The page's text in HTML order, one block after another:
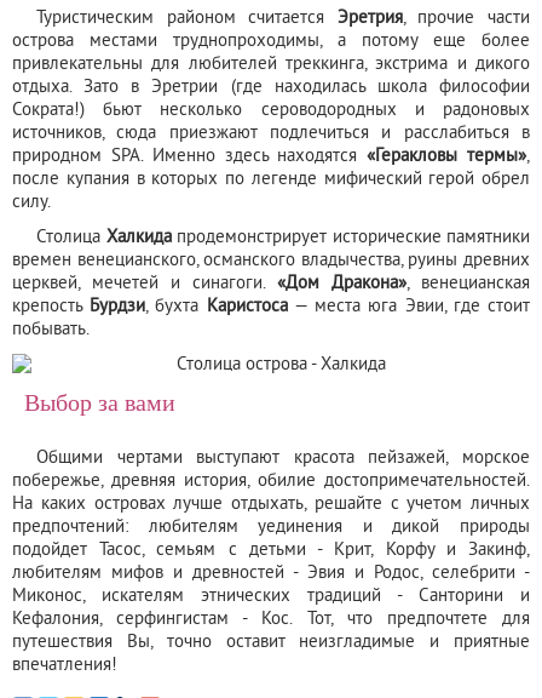
Туристическим районом считается Эретрия, прочие части
острова местами труднопроходимы, а потому еще более
привлекательны для любителей треккинга, экстрима и дикого
отдыха. Зато в Эретрии (где находилась школа философии
Сократа!) бьют несколько сероводородных и радоновых
источников, сюда приезжают подлечиться и расслабиться в
природном SPA. Именно здесь находятся«Геракловы термы»,
после купания в которых по легенде мифический герой обрел
силу.
Столица Халкидапродемонстрирует исторические памятники
времен венецианского, османского владычества, руины древних
церквей, мечетей и синагоги. «Дом Дракона», венецианская
крепость Бурдзи, бухта Каристоса— места юга Эвии, где стоит
побывать.
Выбор за вами
Общими чертами выступают красота пейзажей, морское
побережье, древняя история, обилие достопримечательностей.
На каких островах лучше отдыхать, решайте с учетом личных
предпочтений: любителям уединения и дикой природы
подойдет Тасос, семьям с детьми - Крит, Корфу и Закинф,
любителям мифов и древностей - Эвия и Родос, селебрити -
Миконос, искателям этнических традиций - Санторини и
Кефалония, серфингистам - Кос. Тот, что предпочтете для
путешествия Вы, точно оставит неизгладимые и приятные
впечатления!